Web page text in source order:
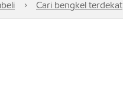
Cari bengkel terdekat